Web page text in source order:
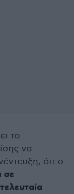
το
να
ότι ο
σε